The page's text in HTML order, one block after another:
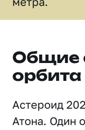
Общие
орбита
Астероид
Атона. Один